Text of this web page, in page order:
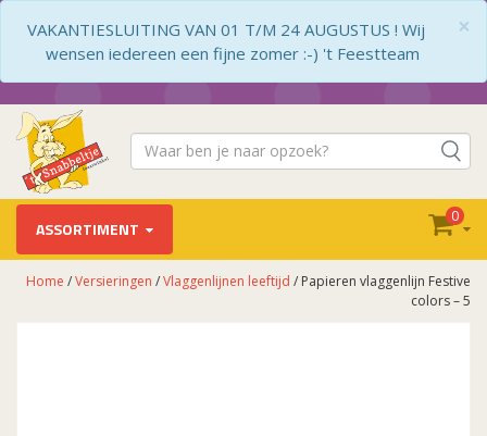
×
VAKANTIESLUITING VAN 01 T/M 24 AUGUSTUS ! Wij
wensen iedereen een fijne zomer :-) 't Feestteam
ASSORTIMENT
0
Home /Versieringen /Vlaggenlijnen leeftijd / Papieren vlaggenlijn Festive
colors – 5